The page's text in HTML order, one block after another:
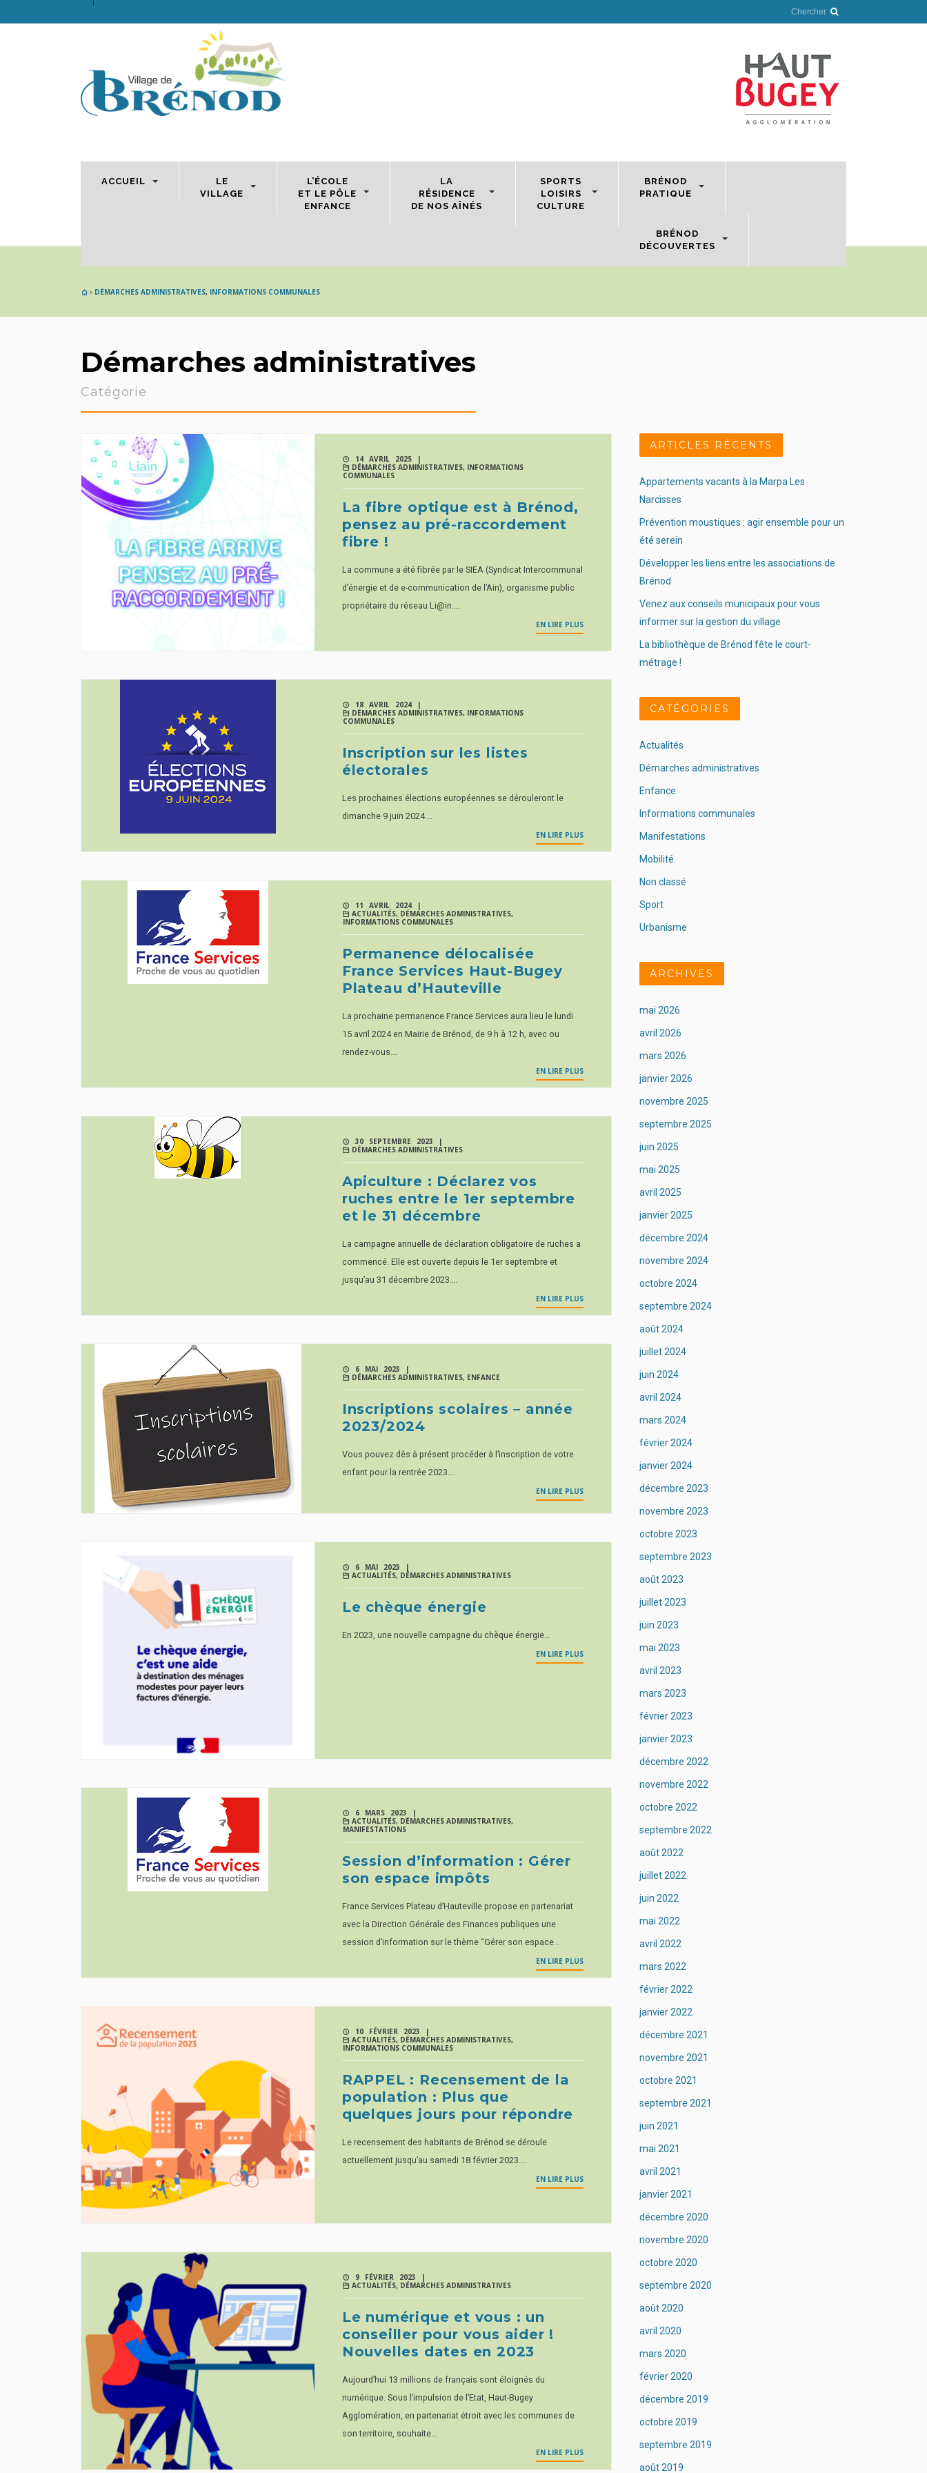
ACCUEIL
LE
VILLAGE
L’ÉCOLE
ET LE PÔLE
ENFANCE
LA
RÉSIDENCE
DE NOS AÎNÉS
SPORTS
LOISIRS
CULTURE
BRÉNOD
PRATIQUE
BRÉNOD
DÉCOUVERTES
DÉMARCHES ADMINISTRATIVES, INFORMATIONS COMMUNALES
Démarches administratives
Catégorie
14 AVRIL 2025 |
DÉMARCHES ADMINISTRATIVES, INFORMATIONS
COMMUNALES
La fibre optique est à Brénod,
pensez au pré-raccordement
fibre !
La commune a été fibrée par le SIEA (Syndicat Intercommunal
d’énergie et de e-communication de l’Ain), organisme public
propriétaire du réseau Li@in.…
EN LIRE PLUS
18 AVRIL 2024 |
DÉMARCHES ADMINISTRATIVES, INFORMATIONS
COMMUNALES
Inscription sur les listes
électorales
Les prochaines élections européennes se dérouleront le
dimanche 9 juin 2024.…
EN LIRE PLUS
11 AVRIL 2024 |
ACTUALITÉS, DÉMARCHES ADMINISTRATIVES,
INFORMATIONS COMMUNALES
Permanence délocalisée
France Services Haut-Bugey
Plateau d’Hauteville
La prochaine permanence France Services aura lieu le lundi
15 avril 2024 en Mairie de Brénod, de 9 h à 12 h, avec ou
rendez-vous.…
EN LIRE PLUS
30 SEPTEMBRE 2023 |
DÉMARCHES ADMINISTRATIVES
Apiculture : Déclarez vos
ruches entre le 1er septembre
et le 31 décembre
La campagne annuelle de déclaration obligatoire de ruches a
commencé. Elle est ouverte depuis le 1er septembre et
jusqu’au 31 décembre 2023.…
EN LIRE PLUS
6 MAI 2023 |
DÉMARCHES ADMINISTRATIVES, ENFANCE
Inscriptions scolaires – année
2023/2024
Vous pouvez dès à présent procéder à l’inscription de votre
enfant pour la rentrée 2023.…
EN LIRE PLUS
6 MAI 2023 |
ACTUALITÉS, DÉMARCHES ADMINISTRATIVES
Le chèque énergie
En 2023, une nouvelle campagne du chèque énergie…
EN LIRE PLUS
6 MARS 2023 |
ACTUALITÉS, DÉMARCHES ADMINISTRATIVES,
MANIFESTATIONS
Session d’information : Gérer
son espace impôts
France Services Plateau d’Hauteville propose en partenariat
avec la Direction Générale des Finances publiques une
session d’information sur le thème “Gérer son espace…
EN LIRE PLUS
10 FÉVRIER 2023 |
ACTUALITÉS, DÉMARCHES ADMINISTRATIVES,
INFORMATIONS COMMUNALES
RAPPEL : Recensement de la
population : Plus que
quelques jours pour répondre
Le recensement des habitants de Brénod se déroule
actuellement jusqu’au samedi 18 février 2023.…
EN LIRE PLUS
9 FÉVRIER 2023 |
ACTUALITÉS, DÉMARCHES ADMINISTRATIVES
Le numérique et vous : un
conseiller pour vous aider !
Nouvelles dates en 2023
Aujourd’hui 13 millions de français sont éloignés du
numérique. Sous l’impulsion de l’Etat, Haut-Bugey
Agglomération, en partenariat étroit avec les communes de
son territoire, souhaite…
EN LIRE PLUS
ARTICLES RÉCENTS
Appartements vacants à la Marpa Les
Narcisses
Prévention moustiques : agir ensemble pour un
été serein
Développer les liens entre les associations de
Brénod
Venez aux conseils municipaux pour vous
informer sur la gestion du village
La bibliothèque de Brénod fête le court-
métrage !
CATÉGORIES
Actualités
Démarches administratives
Enfance
Informations communales
Manifestations
Mobilité
Non classé
Sport
Urbanisme
ARCHIVES
mai 2026
avril 2026
mars 2026
janvier 2026
novembre 2025
septembre 2025
juin 2025
mai 2025
avril 2025
janvier 2025
décembre 2024
novembre 2024
octobre 2024
septembre 2024
août 2024
juillet 2024
juin 2024
avril 2024
mars 2024
février 2024
janvier 2024
décembre 2023
novembre 2023
octobre 2023
septembre 2023
août 2023
juillet 2023
juin 2023
mai 2023
avril 2023
mars 2023
février 2023
janvier 2023
décembre 2022
novembre 2022
octobre 2022
septembre 2022
août 2022
juillet 2022
juin 2022
mai 2022
avril 2022
mars 2022
février 2022
janvier 2022
décembre 2021
novembre 2021
octobre 2021
septembre 2021
juin 2021
mai 2021
avril 2021
janvier 2021
décembre 2020
novembre 2020
octobre 2020
septembre 2020
août 2020
avril 2020
mars 2020
février 2020
décembre 2019
octobre 2019
septembre 2019
août 2019